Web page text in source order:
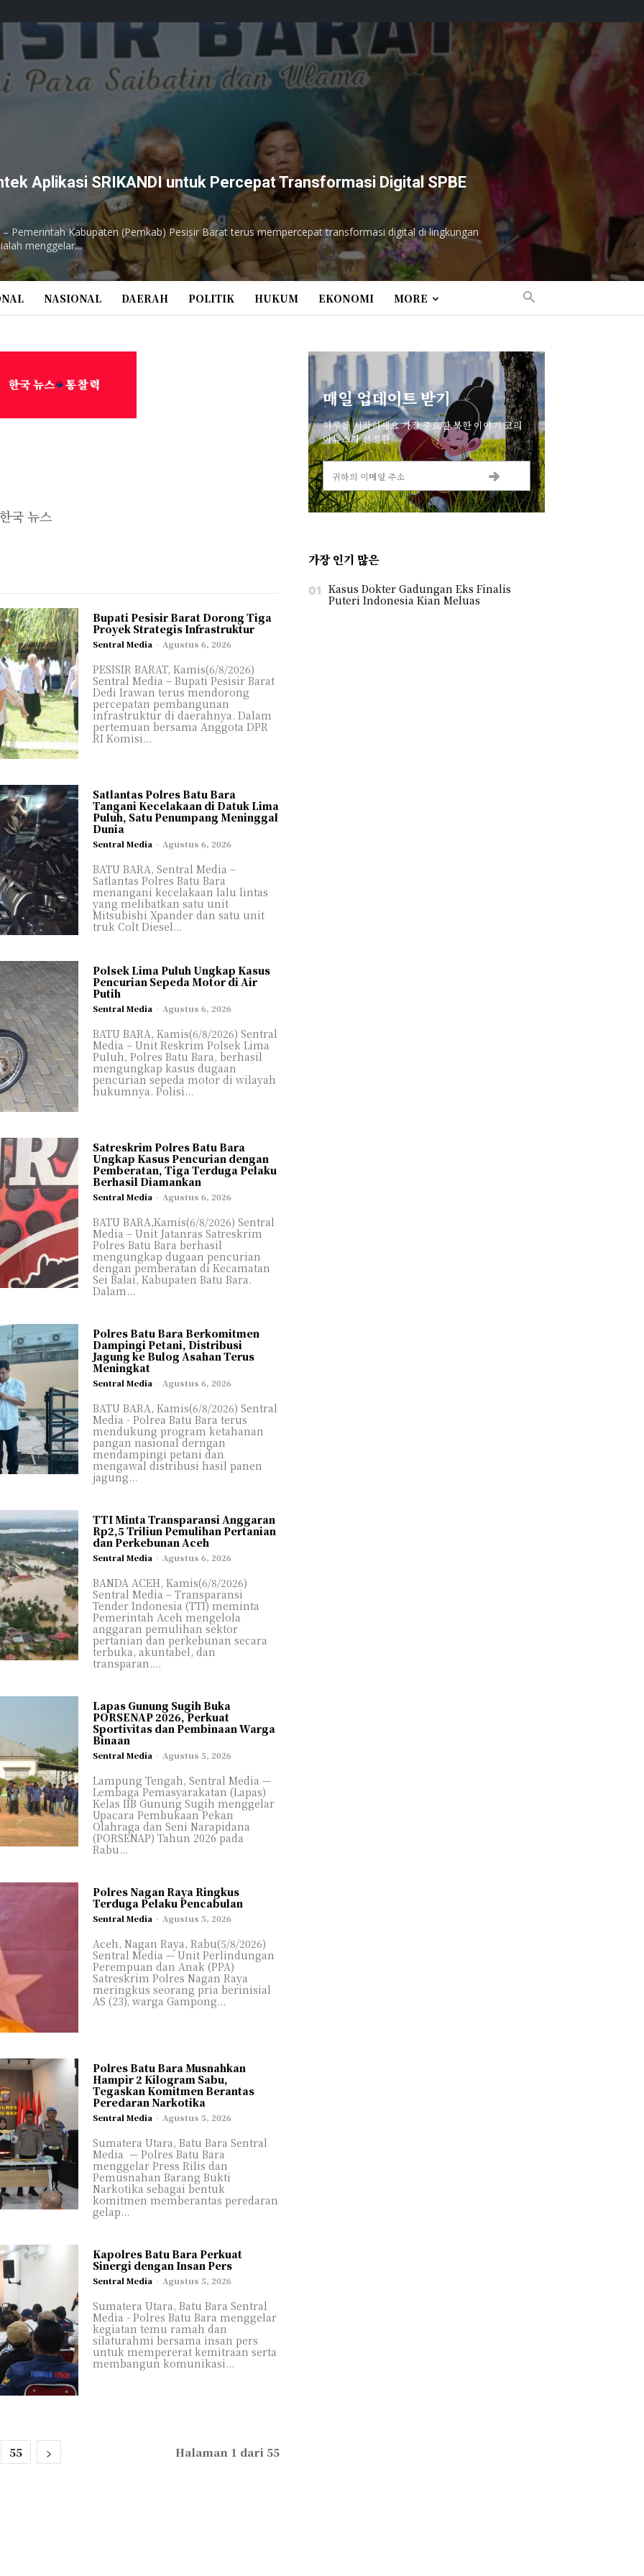
FEATURE
KAMI
FEATURE
KAMI
Aplikasi SRIKANDI untuk Percepat Transformasi Digital SPBE
– Pemerintah Kabupaten (Pemkab) Pesisir Barat terus mempercepat transformasi digital di lingkungan
menggelar...
NASIONAL DAERAH POLITIK HUKUM EKONOMI MORE
국 뉴스
Bupati Pesisir Barat Dorong Tiga
Proyek Strategis Infrastruktur
Sentral Media - Agustus 6, 2026
PESISIR BARAT, Kamis(6/8/2026)
Sentral Media – Bupati Pesisir Barat
Dedi Irawan terus mendorong
percepatan pembangunan
infrastruktur di daerahnya. Dalam
pertemuan bersama Anggota DPR
RI Komisi...
Satlantas Polres Batu Bara
Tangani Kecelakaan di Datuk Lima
Puluh, Satu Penumpang Meninggal
Dunia
Sentral Media - Agustus 6, 2026
BATU BARA, Sentral Media –
Satlantas Polres Batu Bara
menangani kecelakaan lalu lintas
yang melibatkan satu unit
Mitsubishi Xpander dan satu unit
truk Colt Diesel...
Polsek Lima Puluh Ungkap Kasus
Pencurian Sepeda Motor di Air
Putih
Sentral Media - Agustus 6, 2026
BATU BARA, Kamis(6/8/2026) Sentral
Media – Unit Reskrim Polsek Lima
Puluh, Polres Batu Bara, berhasil
mengungkap kasus dugaan
pencurian sepeda motor di wilayah
hukumnya. Polisi...
Satreskrim Polres Batu Bara
Ungkap Kasus Pencurian dengan
Pemberatan, Tiga Terduga Pelaku
Berhasil Diamankan
Sentral Media - Agustus 6, 2026
BATU BARA,Kamis(6/8/2026) Sentral
Media – Unit Jatanras Satreskrim
Polres Batu Bara berhasil
mengungkap dugaan pencurian
dengan pemberatan di Kecamatan
Sei Balai, Kabupaten Batu Bara.
Dalam...
Polres Batu Bara Berkomitmen
Dampingi Petani, Distribusi
Jagung ke Bulog Asahan Terus
Meningkat
Sentral Media - Agustus 6, 2026
BATU BARA, Kamis(6/8/2026) Sentral
Media - Polrea Batu Bara terus
mendukung program ketahanan
pangan nasional derngan
mendampingi petani dan
mengawal distribusi hasil panen
jagung...
TTI Minta Transparansi Anggaran
Rp2,5 Triliun Pemulihan Pertanian
dan Perkebunan Aceh
Sentral Media - Agustus 6, 2026
BANDA ACEH, Kamis(6/8/2026)
Sentral Media – Transparansi
Tender Indonesia (TTI) meminta
Pemerintah Aceh mengelola
anggaran pemulihan sektor
pertanian dan perkebunan secara
terbuka, akuntabel, dan
transparan....
Lapas Gunung Sugih Buka
PORSENAP 2026, Perkuat
Sportivitas dan Pembinaan Warga
Binaan
Sentral Media - Agustus 5, 2026
Lampung Tengah, Sentral Media —
Lembaga Pemasyarakatan (Lapas)
Kelas IIB Gunung Sugih menggelar
Upacara Pembukaan Pekan
Olahraga dan Seni Narapidana
(PORSENAP) Tahun 2026 pada
Rabu...
Polres Nagan Raya Ringkus
Terduga Pelaku Pencabulan
Sentral Media - Agustus 5, 2026
Aceh, Nagan Raya, Rabu(5/8/2026)
Sentral Media — Unit Perlindungan
Perempuan dan Anak (PPA)
Satreskrim Polres Nagan Raya
meringkus seorang pria berinisial
AS (23), warga Gampong...
Polres Batu Bara Musnahkan
Hampir 2 Kilogram Sabu,
Tegaskan Komitmen Berantas
Peredaran Narkotika
Sentral Media - Agustus 5, 2026
Sumatera Utara, Batu Bara Sentral
Media — Polres Batu Bara
menggelar Press Rilis dan
Pemusnahan Barang Bukti
Narkotika sebagai bentuk
komitmen memberantas peredaran
gelap...
Kapolres Batu Bara Perkuat
Sinergi dengan Insan Pers
Sentral Media - Agustus 5, 2026
Sumatera Utara, Batu Bara Sentral
Media - Polres Batu Bara menggelar
kegiatan temu ramah dan
silaturahmi bersama insan pers
untuk mempererat kemitraan serta
membangun komunikasi...
55 Halaman 1 dari 55
매일 업데이트 받기
하루를 시작하세요 가장 중요한 북한 이야기 코리
아뉴스가 선정한
가장 인기 많은
Kasus Dokter Gadungan Eks Finalis
Puteri Indonesia Kian Meluas